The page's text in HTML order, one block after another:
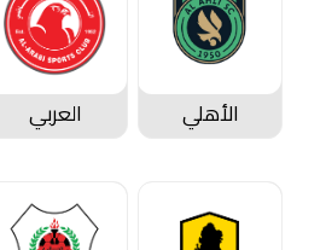
الأهلي العربي